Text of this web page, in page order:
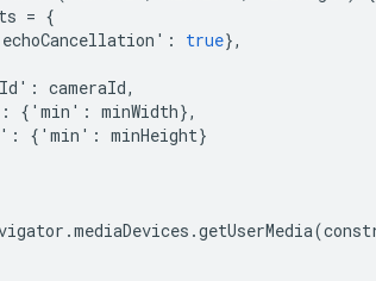
= {
echoCancellation ' : true},
' : cameraId,
: { ' min ' : minWidth},
' : { ' min ' : minHeight}
.mediaDevices .getUserMedia(